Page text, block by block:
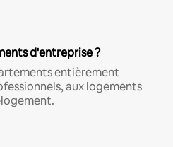
d'entreprise ?
entièrement
aux logements